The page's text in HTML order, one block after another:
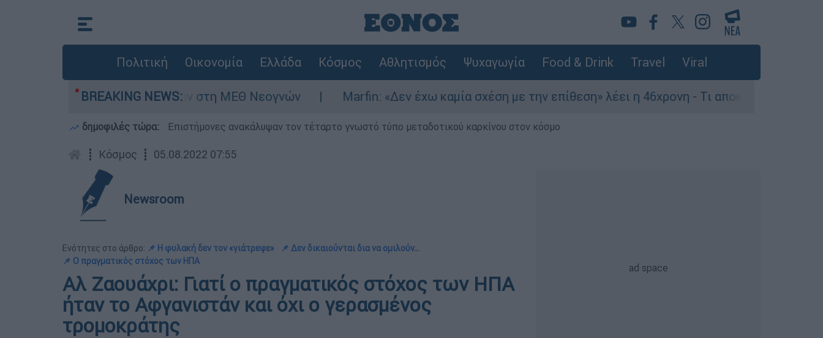
Πολιτική Οικονομία Ελλάδα Κόσμος Αθλητισμός Ψυχαγωγία Food & Drink Travel Viral
BREAKING NEWS:
- Νοσηλευόταν στη ΜΕΘ Νεογνών Marfin: «Δεν έχω καμία σχέση με την επίθεση» λέει η 46χρονη - Τι αποκάλυψε στους
δημοφιλές τώρα: Επιστήμονες ανακάλυψαν τον τέταρτο γνωστό τύπο μεταδοτικού καρκίνου στον κόσμο
┋ Κόσμος ┋ 05.08.2022 07:55
Newsroom
Ενότητες στο άρθρο: 📌 Η φυλακή δεν τον «γιάτρεψε»
📌 Δεν δικαιούνται δια να ομιλούν...
📌 Ο πραγματικός στόχος των ΗΠΑ
Αλ Ζαουάχρι: Γιατί ο πραγματικός στόχος των ΗΠΑ
ήταν το Αφγανιστάν και όχι ο γερασμένος
τρομοκράτης